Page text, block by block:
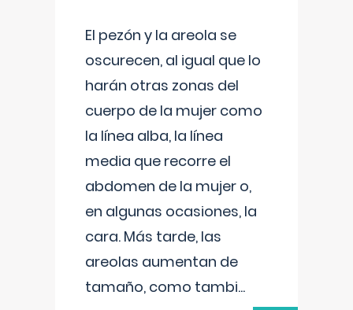
El pezón y la areola se
oscurecen, al igual que lo
harán otras zonas del
cuerpo de la mujer como
la línea alba, la línea
media que recorre el
abdomen de la mujer o,
en algunas ocasiones, la
cara. Más tarde, las
areolas aumentan de
tamaño, como tambi...